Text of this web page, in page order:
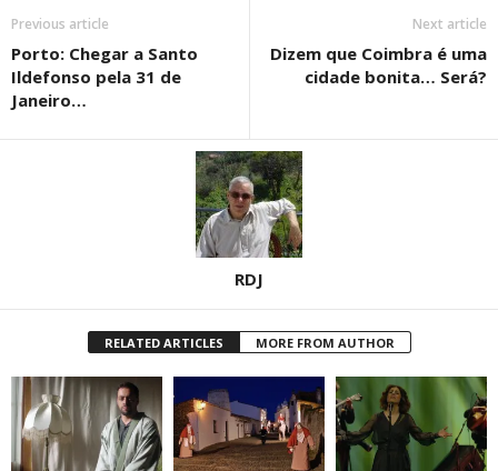
Previous article
Porto: Chegar a Santo
Ildefonso pela 31 de
Janeiro…
Next article
Dizem que Coimbra é uma
cidade bonita… Será?
RDJ
RELATED ARTICLES MORE FROM AUTHOR